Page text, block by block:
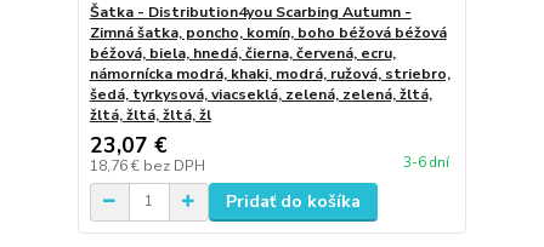
Šatka - Distribution4you Scarbing Autumn -
Zimná šatka, poncho, komín, boho béžová béžová
béžová, biela, hnedá, čierna, červená, ecru,
námornícka modrá, khaki, modrá, ružová, striebro,
šedá, tyrkysová, viacseklá, zelená, zelená, žltá,
žltá, žltá, žltá, žl
23,07 €
18,76 € bez DPH 3-6 dní
Pridať do košíka